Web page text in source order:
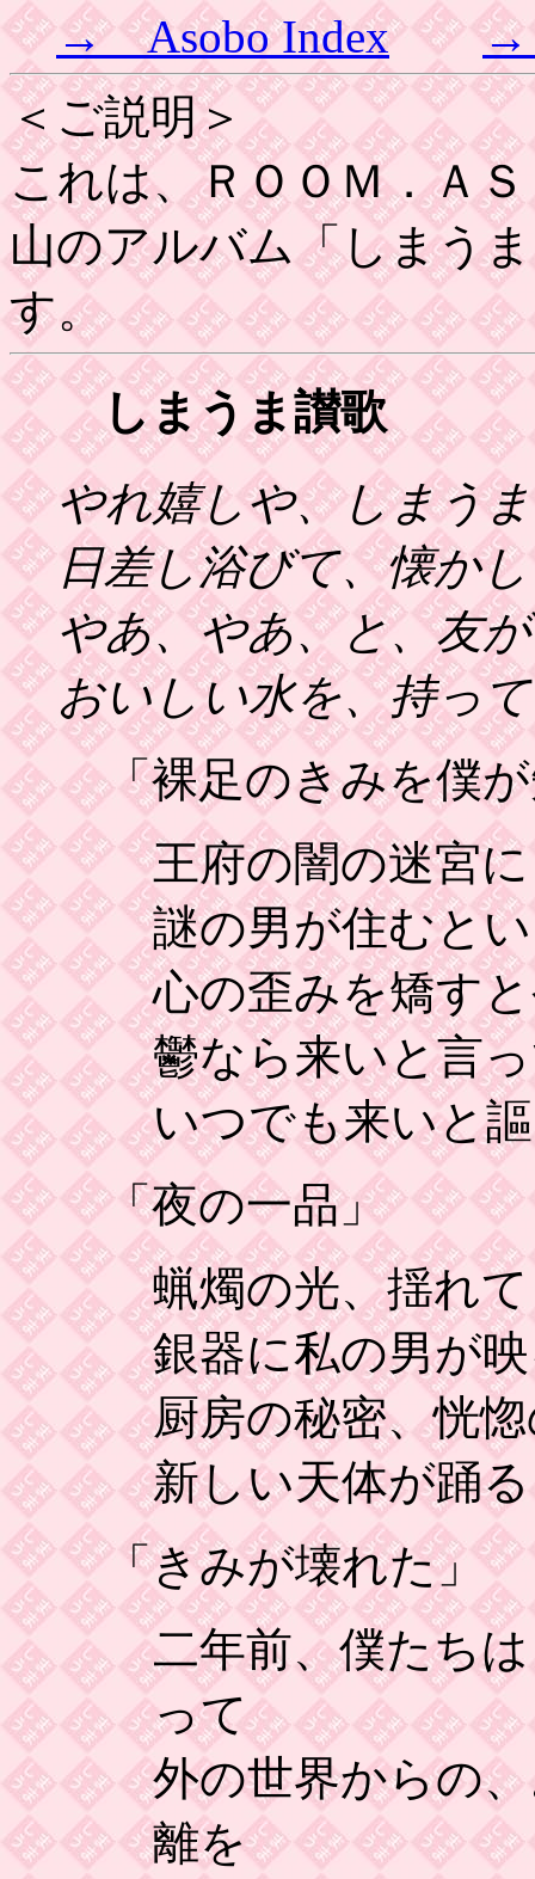
→ Asobo Index
→
＜ご説明＞
これは、ＲＯＯＭ．Ａ
山のアルバム「しまう
す。
しまうま讃歌
やれ嬉しや、しまうま
日差し浴びて、懐か
やあ、やあ、と、友
おいしい水を、持っ
「裸足のきみを僕
王府の闇の迷宮に
謎の男が住むと
心の歪みを矯す
鬱なら来いと言
いつでも来いと
「夜の一品」
蝋燭の光、揺れて
銀器に私の男が
厨房の秘密、恍惚
新しい天体が踊る
「きみが壊れた」
二年前、僕たち
って
外の世界からの
離を